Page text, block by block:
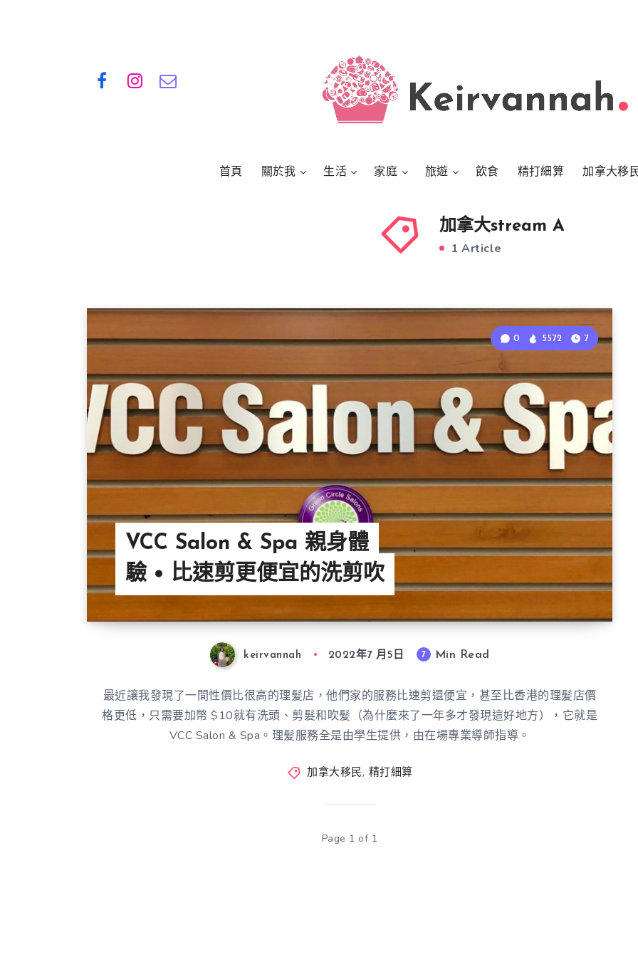
首頁 關於我 生活 家庭 旅遊 飲食 精打細算 加拿大移
加拿大stream A
1 Article
VCC Salon & Spa 親身體
驗 • 比速剪更便宜的洗剪吹
0 5572 7
keirvannah 2022年7 月5日 7 Min Read
最近讓我發現了一間性價比很高的理髪店，他們家的服務比速剪還便宜，甚至比香港的理髪店價
格更低，只需要加幣 $10就有洗頭、剪髮和吹髪（為什麼來了一年多才發現這好地方），它就是
VCC Salon & Spa。理髪服務全是由學生提供，由在場專業導師指導。
加拿大移民, 精打細算
Page 1 of 1